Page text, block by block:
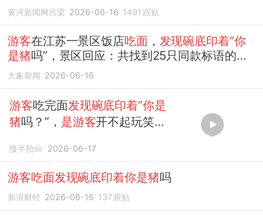
黄河新闻网吕梁 2026-06-16 1491 跟贴
游客在江苏一景区饭店吃面 ， 发现碗底印着“你
是猪吗”，景区回应：共找到25只同款标语的
碗，已全部撤掉
大象新闻 2026-06-16
游客吃完面发现碗底印着“你是
猪吗？”， 是游客开不起玩笑小
慢半拍sir 2026-06-17
游客吃面发现碗底印着你是猪吗
新浪财经 2026-06-16 137 跟贴